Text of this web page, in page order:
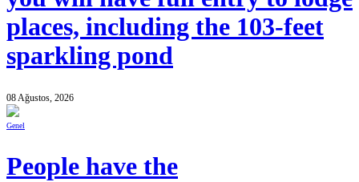
places, including the 103-feet
sparkling pond
08 Ağustos, 2026
Genel
People have the